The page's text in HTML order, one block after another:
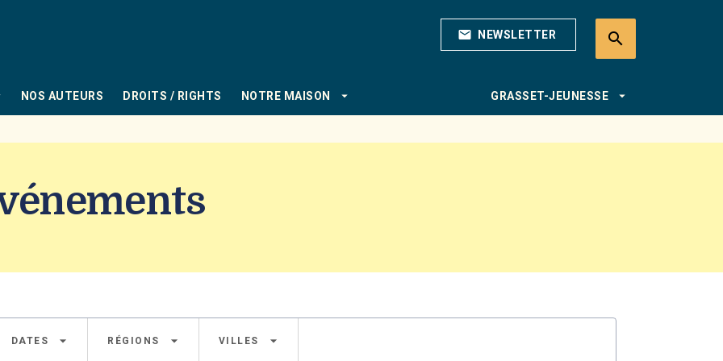
mail NEWSLETTER search
NOS AUTEURS DROITS / RIGHTS NOTRE MAISON arrow_drop_down GRASSET-JEUNESSE arrow_drop_down
DATES arrow_drop_down RÉGIONS arrow_drop_down VILLES arrow_drop_down